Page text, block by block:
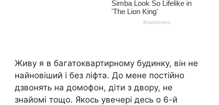
Живу я в багатоквартирному будинку, він не
найновіший і без ліфта. До мене постійно
дзвонять на домофон, діти з двору, не
знайомі тощо. Якось увечері десь о 6-й